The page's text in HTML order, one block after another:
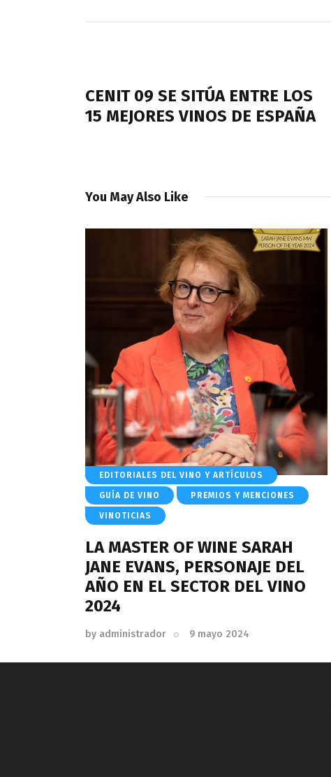
entradas
CENIT 09 SE SITÚA ENTRE LOS
15 MEJORES VINOS DE ESPAÑA
You May Also Like
EDITORIALES DEL VINO Y ARTÍCULOS
GUÍA DE VINO PREMIOS Y MENCIONES
VINOTICIAS
LA MASTER OF WINE SARAH
JANE EVANS, PERSONAJE DEL
AÑO EN EL SECTOR DEL VINO
2024
by administrador 9 mayo 2024